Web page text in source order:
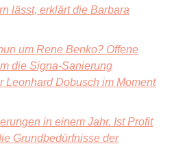
lässt, erklärt die Barbara
um Rene Benko? Offene
die Signa-Sanierung
Leonhard Dobusch im Moment
in einem Jahr. Ist Profit
Grundbedürfnisse der